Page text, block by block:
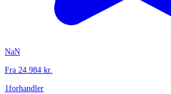
NaN
Fra 24.984 kr.
1forhandler